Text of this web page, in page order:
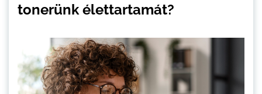
tonerünk élettartamát?